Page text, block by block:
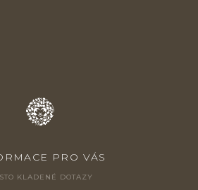
PRO VÁS
KLADENÉ DOTAZY